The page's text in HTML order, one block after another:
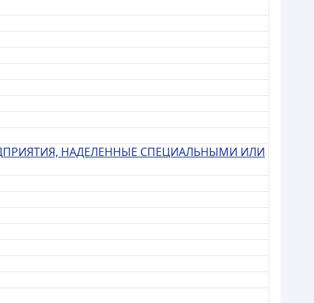
НАДЕЛЕННЫЕ СПЕЦИАЛЬНЫМИ ИЛИ